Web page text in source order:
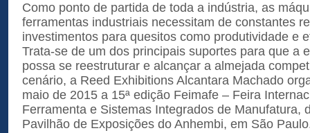
Como ponto de partida de toda a indústria, as
ferramentas industriais necessitam de constantes
investimentos para quesitos como produtividade e
Trata-se de um dos principais suportes para que a
possa se reestruturar e alcançar a almejada
cenário, a Reed Exhibitions Alcantara Machado
maio de 2015 a 15ª edição Feimafe – Feira
Ferramenta e Sistemas Integrados de Manufatura,
Pavilhão de Exposições do Anhembi, em São